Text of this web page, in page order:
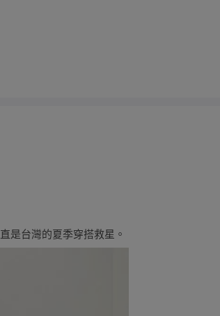
是台灣的夏季穿搭救星。